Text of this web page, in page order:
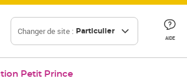
Changer de site : Particulier
AIDE
Petit Prince